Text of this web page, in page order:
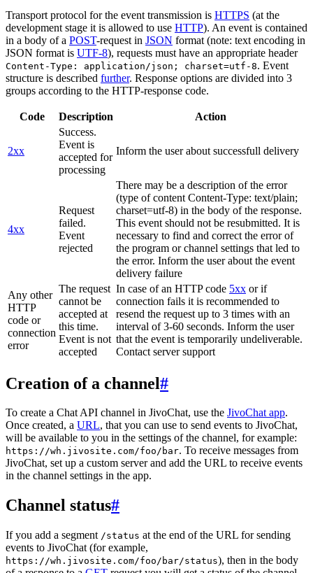
Transport protocol for the event transmission is HTTPS (at the
development stage it is allowed to use HTTP). An event is contained
in a body of a POST-request in JSON format (note: text encoding in
JSON format is UTF-8), requests must have an appropriate header
Content-Type: application/json; charset=utf-8. Event
structure is described further. Response options are divided into 3
groups according to the HTTP-response code.
Code Description Action
2xx
Success.
Event is
accepted for
processing
Inform the user about successfull delivery
4xx
Request
failed.
Event
rejected
There may be a description of the error
(type of content Content-Type: text/plain;
charset=utf-8) in the body of the response.
This event should not be resubmitted. It is
necessary to find and correct the error of
the program or channel settings that led to
the error. Inform the user about the event
delivery failure
Any other
HTTP
code or
connection
error
The request
cannot be
accepted at
this time.
Event is not
accepted
In case of an HTTP code 5xx or if
connection fails it is recommended to
resend the request up to 3 times with an
interval of 3-60 seconds. Inform the user
that the event is temporarily undeliverable.
Contact server support
Creation of a channel#
To create a Chat API channel in JivoChat, use the JivoChat app.
Once created, a URL, that you can use to send events to JivoChat,
will be available to you in the settings of the channel, for example:
https://wh.jivosite.com/foo/bar. To receive messages from
JivoChat, set up a custom server and add the URL to receive events
in the channel settings in the app.
Channel status#
If you add a segment /status at the end of the URL for sending
events to JivoChat (for example,
https://wh.jivosite.com/foo/bar/status), then in the body